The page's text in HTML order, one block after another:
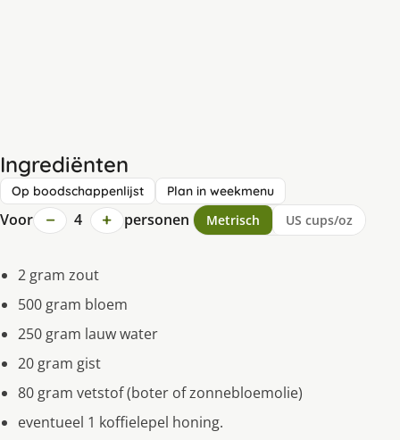
Ingrediënten
Op boodschappenlijst Plan in weekmenu
Voor − 4 + personen Metrisch US cups/oz
2 gram zout
500 gram bloem
250 gram lauw water
20 gram gist
80 gram vetstof (boter of zonnebloemolie)
eventueel 1 koffielepel honing.